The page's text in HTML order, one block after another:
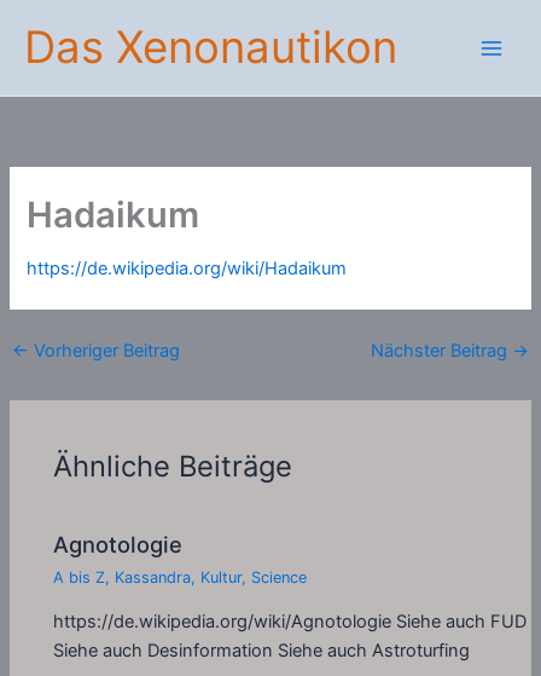
Inhalt
springen
Das Xenonautikon
Hadaikum
https://de.wikipedia.org/wiki/Hadaikum
← Vorheriger Beitrag Nächster Beitrag →
Ähnliche Beiträge
Agnotologie
A bis Z, Kassandra, Kultur, Science
https://de.wikipedia.org/wiki/Agnotologie Siehe auch FUD
Siehe auch Desinformation Siehe auch Astroturfing